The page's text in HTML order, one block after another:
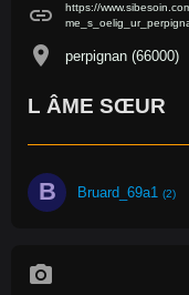
link
https://
location_on perpignan (66000)
L ÂME SŒUR
B Bruard_69a1 (2)
photo_camera